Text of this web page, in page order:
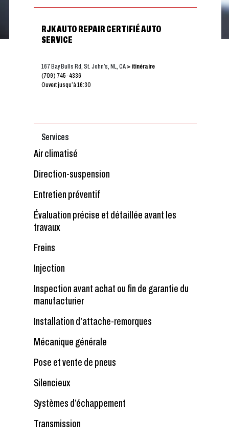
RJK AUTO REPAIR CERTIFIÉ AUTO
SERVICE
167 Bay Bulls Rd, St. John’s, NL, CA > itinéraire
(709) 745-4336
Ouvert jusqu’à 16:30
Services
Air climatisé
Direction-suspension
Entretien préventif
Évaluation précise et détaillée avant les
travaux
Freins
Injection
Inspection avant achat ou fin de garantie du
manufacturier
Installation d’attache-remorques
Mécanique générale
Pose et vente de pneus
Silencieux
Systèmes d’échappement
Transmission